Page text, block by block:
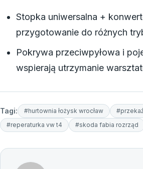
Stopka uniwersalna +
przygotowanie do różnych
Pokrywa przeciwpyłowa i
wspierają utrzymanie
Tagi: #hurtownia łożysk wrocław
#reperaturka vw t4
#skoda fabia rozrząd